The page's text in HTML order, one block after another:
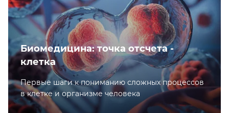
Биомедицина: точка отсчета -
клетка
Первые шаги к пониманию сложных процессов
в клетке и организме человека